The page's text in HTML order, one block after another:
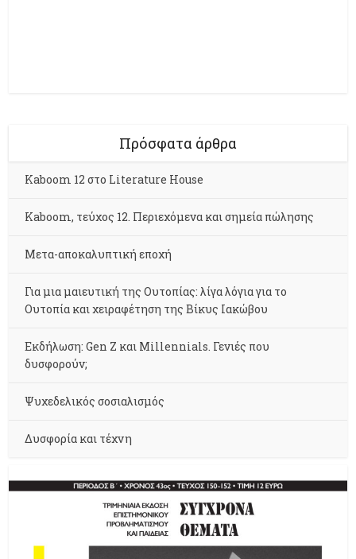
Πρόσφατα άρθρα
Kaboom 12 στο Literature House
Kaboom, τεύχος 12. Περιεχόμενα και σημεία πώλησης
Μετα-αποκαλυπτική εποχή
Για μια μαιευτική της Ουτοπίας: λίγα λόγια για το
Ουτοπία και χειραφέτηση της Βίκυς Ιακώβου
Εκδήλωση: Gen Z και Millennials. Γενιές που
δυσφορούν;
Ψυχεδελικός σοσιαλισμός
Δυσφορία και τέχνη